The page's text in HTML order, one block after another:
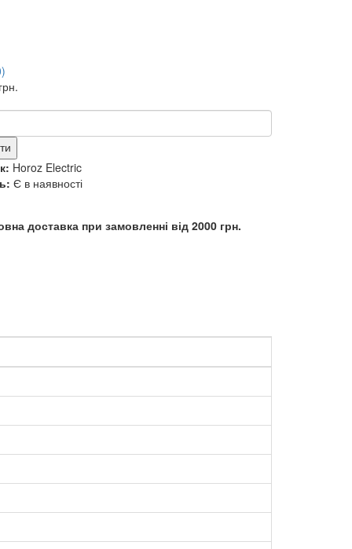
Horoz Electric
Є в наявності
доставка при замовленні від 2000 грн.